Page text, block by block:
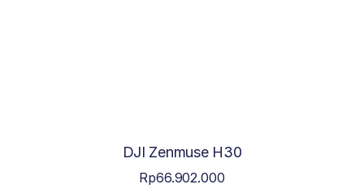
DJI Zenmuse H30
Rp66.902.000